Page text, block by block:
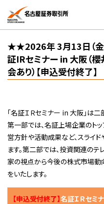
★★2026年 3月13日（金
証IRセミナー in 大阪（
会あり）【申込受付終了】
「名証ＩＲセミナー in 大阪」は二
第一部では、名証上場企業のト
営方針や活動成果など、スライ
ます。第二部では、投資関連の
家の視点から今後の株式市場動
をいたします。
【申込受付終了】名証ＩＲセミ